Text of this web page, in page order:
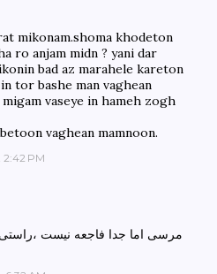
mikonam.shoma khodeton
ro anjam midn ? yani dar
bad az marahele kareton
tor bashe man vaghean
vaseye in hameh zogh
vaghean mamnoon.
2:42 PM
مرسی اما جدا فاجعه نیست